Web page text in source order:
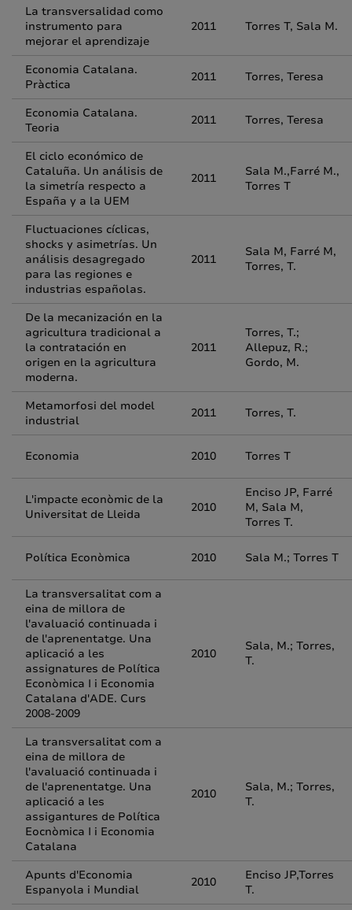
La transversalidad como
instrumento para
mejorar el aprendizaje
2011 Torres T, Sala M.
Economia Catalana.
Pràctica
2011 Torres, Teresa
Economia Catalana.
Teoria
2011 Torres, Teresa
El ciclo económico de
Cataluña. Un análisis de
la simetría respecto a
España y a la UEM
2011
Sala M.,Farré M.,
Torres T
Fluctuaciones cíclicas,
shocks y asimetrías. Un
análisis desagregado
para las regiones e
industrias españolas.
2011
Sala M, Farré M,
Torres, T.
De la mecanización en la
agricultura tradicional a
la contratación en
origen en la agricultura
moderna.
2011
Torres, T.;
Allepuz, R.;
Gordo, M.
Metamorfosi del model
industrial
2011 Torres, T.
Economia 2010 Torres T
L'impacte econòmic de la
Universitat de Lleida
2010
Enciso JP, Farré
M, Sala M,
Torres T.
Política Econòmica 2010 Sala M.; Torres T
La transversalitat com a
eina de millora de
l'avaluació continuada i
de l'aprenentatge. Una
aplicació a les
assignatures de Política
Econòmica I i Economia
Catalana d'ADE. Curs
2008-2009
2010
Sala, M.; Torres,
T.
La transversalitat com a
eina de millora de
l'avaluació continuada i
de l'aprenentatge. Una
aplicació a les
assigantures de Política
Eocnòmica I i Economia
Catalana
2010
Sala, M.; Torres,
T.
Apunts d'Economia
Espanyola i Mundial
2010
Enciso JP,Torres
T.